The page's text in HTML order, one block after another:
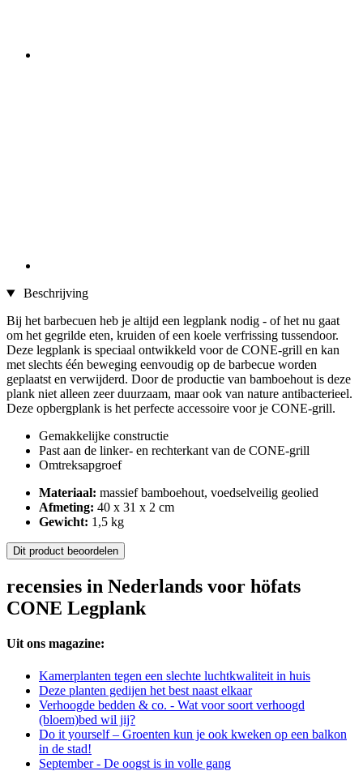
Beschrijving
Bij het barbecuen heb je altijd een legplank nodig - of het nu gaat
om het gegrilde eten, kruiden of een koele verfrissing tussendoor.
Deze legplank is speciaal ontwikkeld voor de CONE-grill en kan
met slechts één beweging eenvoudig op de barbecue worden
geplaatst en verwijderd. Door de productie van bamboehout is deze
plank niet alleen zeer duurzaam, maar ook van nature antibacterieel.
Deze opbergplank is het perfecte accessoire voor je CONE-grill.
Gemakkelijke constructie
Past aan de linker- en rechterkant van de CONE-grill
Omtreksapgroef
Materiaal: massief bamboehout, voedselveilig geolied
Afmeting: 40 x 31 x 2 cm
Gewicht: 1,5 kg
Dit product beoordelen
recensies in Nederlands voor höfats
CONE Legplank
Uit ons magazine:
Kamerplanten tegen een slechte luchtkwaliteit in huis
Deze planten gedijen het best naast elkaar
Verhoogde bedden & co. - Wat voor soort verhoogd
(bloem)bed wil jij?
Do it yourself – Groenten kun je ook kweken op een balkon
in de stad!
September - De oogst is in volle gang